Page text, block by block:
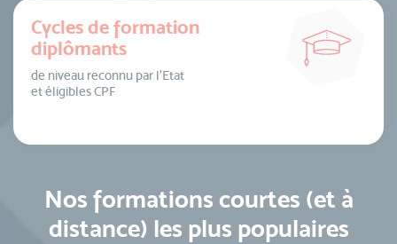
Cycles de formation
diplômants
de niveau reconnu par l’Etat
et éligibles CPF
Nos formations courtes (et à
distance) les plus populaires